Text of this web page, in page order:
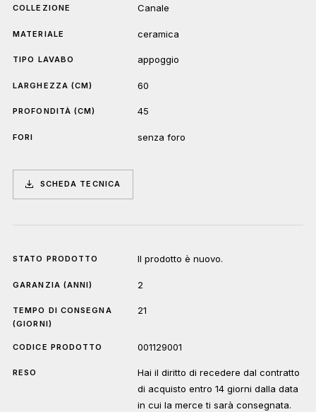
COLLEZIONE Canale
MATERIALE ceramica
TIPO LAVABO appoggio
LARGHEZZA (CM) 60
PROFONDITÀ (CM) 45
FORI senza foro
SCHEDA TECNICA
STATO PRODOTTO Il prodotto è nuovo.
GARANZIA (ANNI) 2
TEMPO DI CONSEGNA
(GIORNI)
21
CODICE PRODOTTO 001129001
RESO
Hai il diritto di recedere dal contratto
di acquisto entro 14 giorni dalla data
in cui la merce ti sarà consegnata.